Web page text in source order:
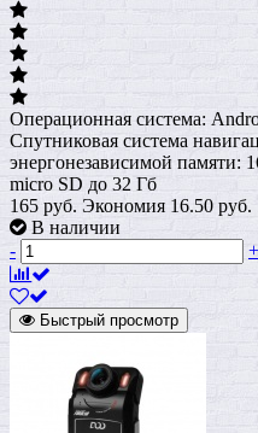
Операционная система:
Спутниковая система
энергонезависимой памяти:
micro SD до 32 Гб
165 руб. Экономия 16.50 руб.
В наличии
-
+
Быстрый просмотр